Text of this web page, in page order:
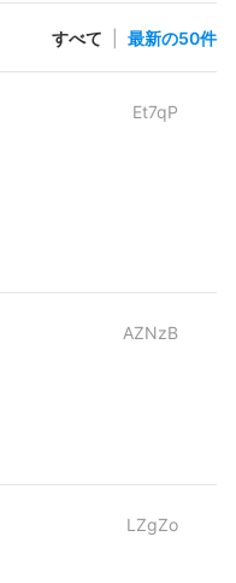
すべて 最新の50件
Et7qP
AZNzB
LZgZo